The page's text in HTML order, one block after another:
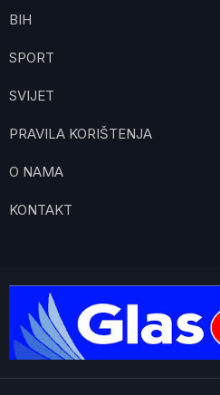
BIH
SPORT
SVIJET
PRAVILA KORIŠTENJA
O NAMA
KONTAKT